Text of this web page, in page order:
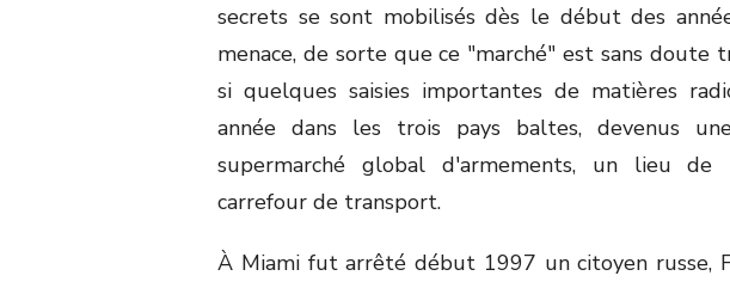
secrets se sont mobilisés dès le début des
menace, de sorte que ce "marché" est sans doute
si quelques saisies importantes de matières
année dans les trois pays baltes, devenus
supermarché global d'armements, un lieu de
carrefour de transport.
À Miami fut arrêté début 1997 un citoyen russe,